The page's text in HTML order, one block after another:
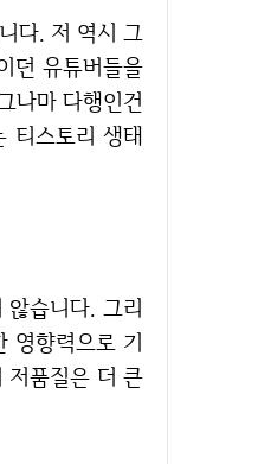
던 유튜버들을
나마 다행인건
티스토리 생태
영향력으로 기
저품질은 더 큰